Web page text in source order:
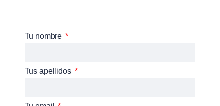
Tu nombre
Tus apellidos